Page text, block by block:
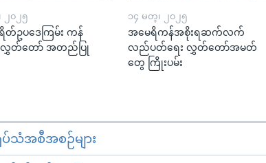
၂၀၂၅
တ်ဥပဒေကြမ်း ကန်
တ်တော် အတည်ပြု
၁၄ မတ္၊ ၂၀၂၅
အမေရိကန်အစိုးရဆက်လက်
လည်ပတ်ရေး လွှတ်တော်အမတ်
တွေ ကြိုးပမ်း
ပ်သံအစီအစဉ်များ